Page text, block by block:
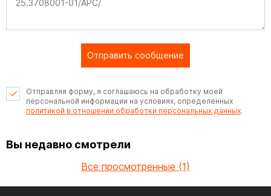
Отправить сообщение
Отправляя форму, я соглашаюсь на обработку моей
персональной информации на условиях, определенных
политикой в отношении обработки персональных данных.
Вы недавно смотрели
Все просмотренные (1)